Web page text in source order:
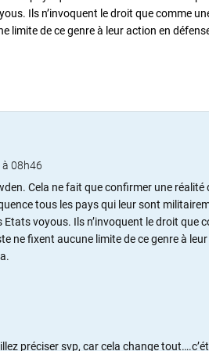
Ils n’invoquent le droit que comme
de ce genre à leur action en
08h46
Cela ne fait que confirmer une réalité
tous les pays qui leur sont
voyous. Ils n’invoquent le droit que
ne fixent aucune limite de ce genre à
préciser svp, car cela change